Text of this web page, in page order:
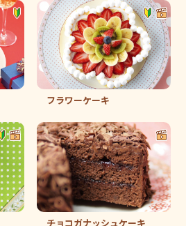
フラワーケーキ
チョコガナッシュケーキ